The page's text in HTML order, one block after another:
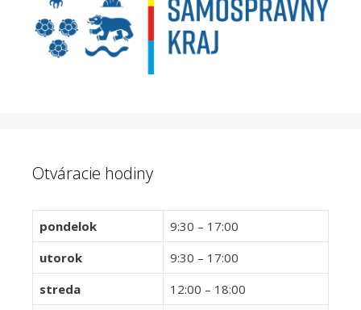
Otváracie hodiny
pondelok
9:30 – 17:00
utorok
9:30 – 17:00
streda
12:00 – 18:00